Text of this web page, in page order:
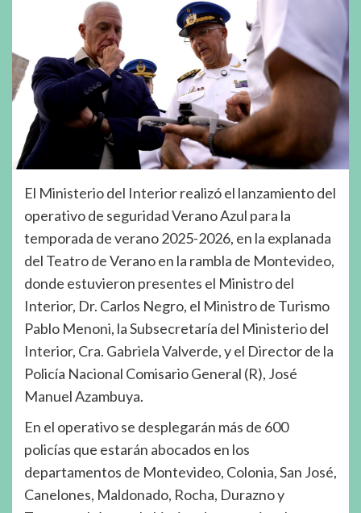
El Ministerio del Interior realizó el lanzamiento del
operativo de seguridad Verano Azul para la
temporada de verano 2025-2026, en la explanada
del Teatro de Verano en la rambla de Montevideo,
donde estuvieron presentes el Ministro del
Interior, Dr. Carlos Negro, el Ministro de Turismo
Pablo Menoni, la Subsecretaría del Ministerio del
Interior, Cra. Gabriela Valverde, y el Director de la
Policía Nacional Comisario General (R), José
Manuel Azambuya.
En el operativo se desplegarán más de 600
policías que estarán abocados en los
departamentos de Montevideo, Colonia, San José,
Canelones, Maldonado, Rocha, Durazno y